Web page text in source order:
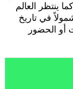
ينتظر العالم
في تاريخ
أو الحضور